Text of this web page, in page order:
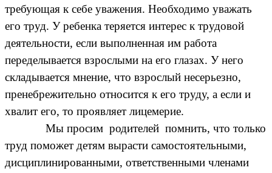
требующая к себе уважения. Необходимо уважать
его труд. У ребенка теряется интерес к трудовой
деятельности, если выполненная им работа
переделывается взрослыми на его глазах. У него
складывается мнение, что взрослый несерьезно,
пренебрежительно относится к его труду, а если и
хвалит его, то проявляет лицемерие.
Мы просим родителей помнить, что только
труд поможет детям вырасти самостоятельными,
дисциплинированными, ответственными членами